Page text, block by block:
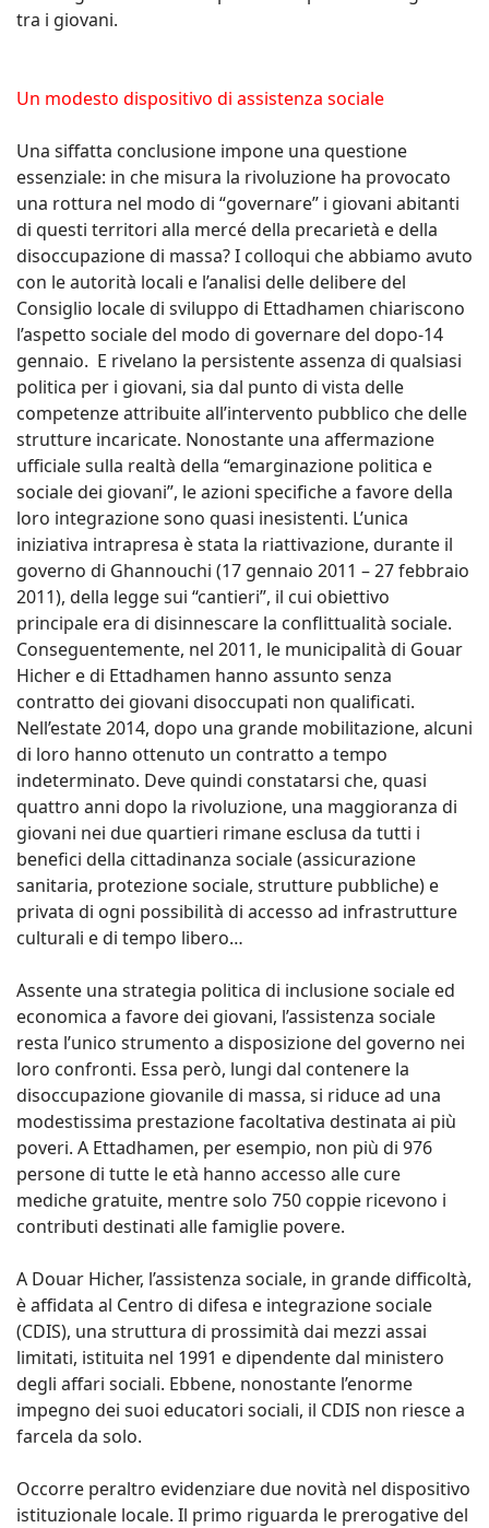
tra i giovani.
Un modesto dispositivo di assistenza sociale
Una siffatta conclusione impone una questione
essenziale: in che misura la rivoluzione ha provocato
una rottura nel modo di “governare” i giovani abitanti
di questi territori alla mercé della precarietà e della
disoccupazione di massa? I colloqui che abbiamo avuto
con le autorità locali e l’analisi delle delibere del
Consiglio locale di sviluppo di Ettadhamen chiariscono
l’aspetto sociale del modo di governare del dopo-14
gennaio. E rivelano la persistente assenza di qualsiasi
politica per i giovani, sia dal punto di vista delle
competenze attribuite all’intervento pubblico che delle
strutture incaricate. Nonostante una affermazione
ufficiale sulla realtà della “emarginazione politica e
sociale dei giovani”, le azioni specifiche a favore della
loro integrazione sono quasi inesistenti. L’unica
iniziativa intrapresa è stata la riattivazione, durante il
governo di Ghannouchi (17 gennaio 2011 – 27 febbraio
2011), della legge sui “cantieri”, il cui obiettivo
principale era di disinnescare la conflittualità sociale.
Conseguentemente, nel 2011, le municipalità di Gouar
Hicher e di Ettadhamen hanno assunto senza
contratto dei giovani disoccupati non qualificati.
Nell’estate 2014, dopo una grande mobilitazione, alcuni
di loro hanno ottenuto un contratto a tempo
indeterminato. Deve quindi constatarsi che, quasi
quattro anni dopo la rivoluzione, una maggioranza di
giovani nei due quartieri rimane esclusa da tutti i
benefici della cittadinanza sociale (assicurazione
sanitaria, protezione sociale, strutture pubbliche) e
privata di ogni possibilità di accesso ad infrastrutture
culturali e di tempo libero…
Assente una strategia politica di inclusione sociale ed
economica a favore dei giovani, l’assistenza sociale
resta l’unico strumento a disposizione del governo nei
loro confronti. Essa però, lungi dal contenere la
disoccupazione giovanile di massa, si riduce ad una
modestissima prestazione facoltativa destinata ai più
poveri. A Ettadhamen, per esempio, non più di 976
persone di tutte le età hanno accesso alle cure
mediche gratuite, mentre solo 750 coppie ricevono i
contributi destinati alle famiglie povere.
A Douar Hicher, l’assistenza sociale, in grande difficoltà,
è affidata al Centro di difesa e integrazione sociale
(CDIS), una struttura di prossimità dai mezzi assai
limitati, istituita nel 1991 e dipendente dal ministero
degli affari sociali. Ebbene, nonostante l’enorme
impegno dei suoi educatori sociali, il CDIS non riesce a
farcela da solo.
Occorre peraltro evidenziare due novità nel dispositivo
istituzionale locale. Il primo riguarda le prerogative del